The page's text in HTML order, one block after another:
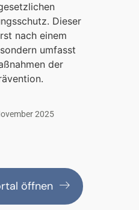
Dieser
nach einem
umfasst
der
2025
öffnen